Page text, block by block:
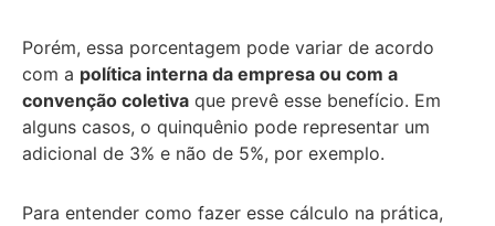
Porém, essa porcentagem pode variar de acordo
com a política interna da empresa ou com a
convenção coletiva que prevê esse benefício. Em
alguns casos, o quinquênio pode representar um
adicional de 3% e não de 5%, por exemplo.
Para entender como fazer esse cálculo na prática,